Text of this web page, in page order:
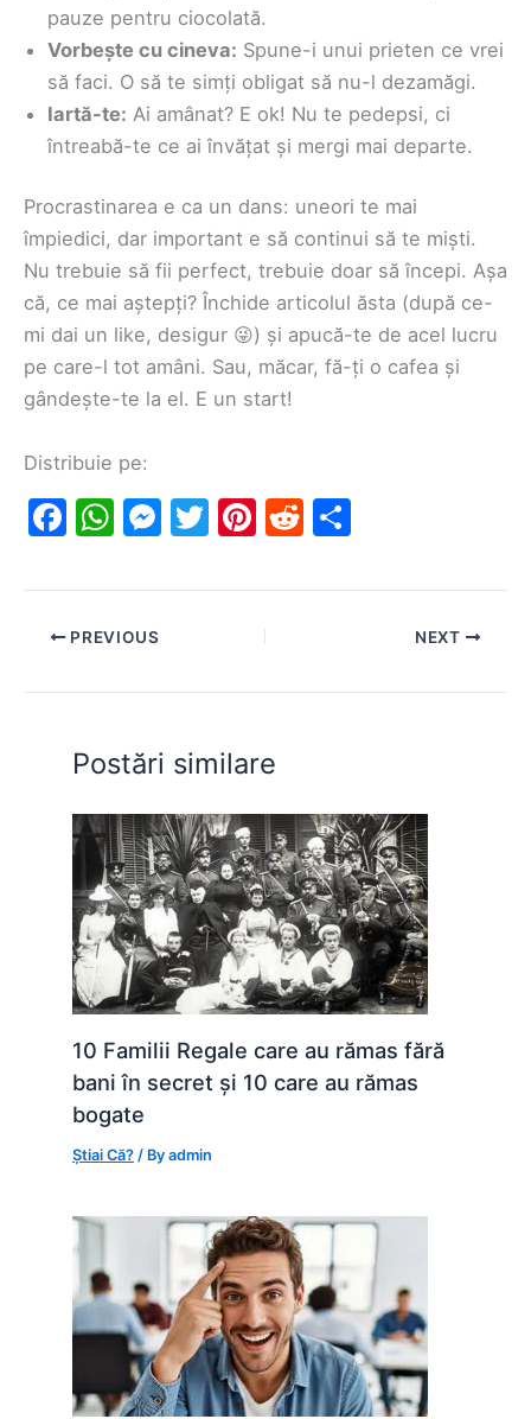
pauze pentru ciocolată.
Vorbește cu cineva: Spune-i unui prieten ce vrei
să faci. O să te simți obligat să nu-l dezamăgi.
Iartă-te: Ai amânat? E ok! Nu te pedepsi, ci
întreabă-te ce ai învățat și mergi mai departe.
Procrastinarea e ca un dans: uneori te mai
împiedici, dar important e să continui să te miști.
Nu trebuie să fii perfect, trebuie doar să începi. Așa
că, ce mai aștepți? Închide articolul ăsta (după ce-
mi dai un like, desigur 😜) și apucă-te de acel lucru
pe care-l tot amâni. Sau, măcar, fă-ți o cafea și
gândește-te la el. E un start!
Distribuie pe:
F
c
e
o
o
k
W
at
s
p
p
M
s
n
g
er
T
itt
Pi
er
e
R
d ar
PREVIOUS NEXT
Postări similare
10 Familii Regale care au rămas fără
bani în secret și 10 care au rămas
bogate
Știai Că? / Byadmin